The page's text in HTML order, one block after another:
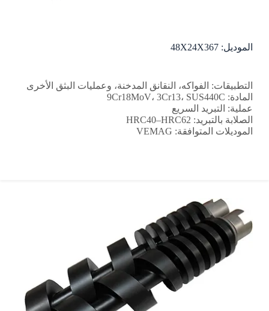
الموديل: 48X24X367
التطبيقات: الفواكه، النقانق المدخنة، وعمليات البثق الأخرى
المادة: 9Cr18MoV، 3Cr13، SUS440C
عملية: التبريد السريع
الصلابة بالتبريد: HRC40–HRC62
الموديلات المتوافقة: VEMAG